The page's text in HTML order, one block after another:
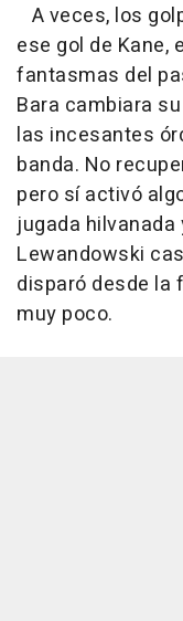
A veces, los
ese gol de Kane,
fantasmas del
Bara cambiara
las incesantes
banda. No
pero sí activó
jugada hilvanada
Lewandowski
disparó desde la
muy poco.